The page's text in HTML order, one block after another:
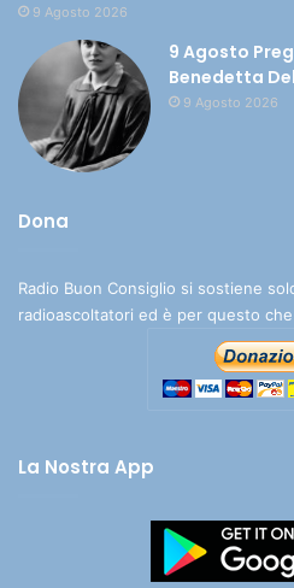
9 Agosto 2026
9 Agosto
Benedetta
9 Agosto 2026
Dona
Radio Buon Consiglio si sostiene
radioascoltatori ed è per questo
La Nostra App